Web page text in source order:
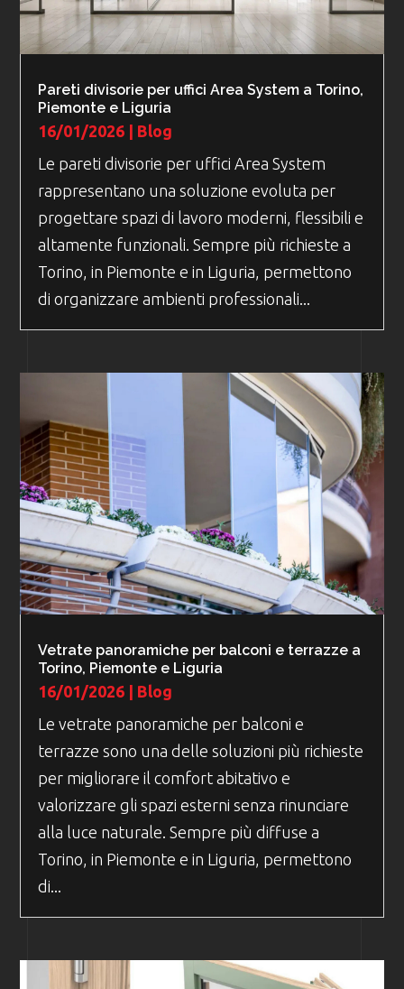
Pareti divisorie per uffici Area System a Torino,
Piemonte e Liguria
16/01/2026
Blog
Le pareti divisorie per uffici Area System
rappresentano una soluzione evoluta per
progettare spazi di lavoro moderni, flessibili e
altamente funzionali. Sempre più richieste a
Torino, in Piemonte e in Liguria, permettono
di organizzare ambienti professionali...
Vetrate panoramiche per balconi e terrazze a
Torino, Piemonte e Liguria
16/01/2026
Blog
Le vetrate panoramiche per balconi e
terrazze sono una delle soluzioni più richieste
per migliorare il comfort abitativo e
valorizzare gli spazi esterni senza rinunciare
alla luce naturale. Sempre più diffuse a
Torino, in Piemonte e in Liguria, permettono
di...